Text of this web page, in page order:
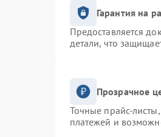
Гарантия на
Предоставляется
детали, что
Прозрачное
Точные прайс-
платежей и